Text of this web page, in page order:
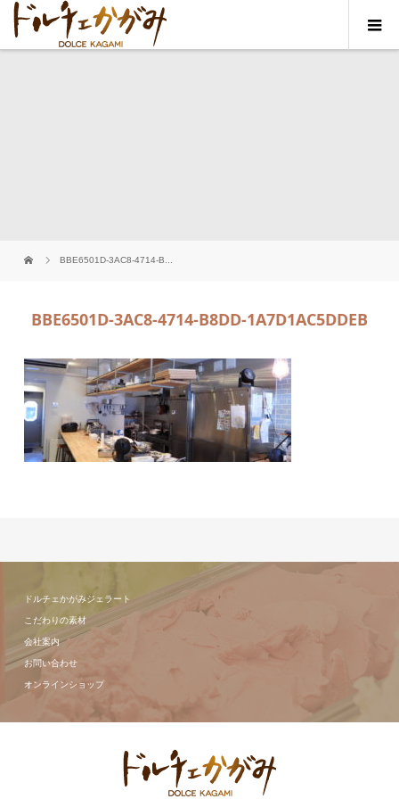
BBE6501D-3AC8-4714-B...
BBE6501D-3AC8-4714-B8DD-1A7D1AC5DDEB
ドルチェかがみジェラート
こだわりの素材
会社案内
お問い合わせ
オンラインショップ